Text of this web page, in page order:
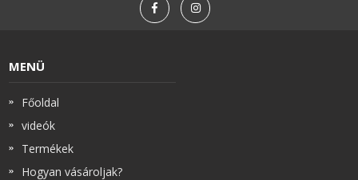
MENÜ
Főoldal
videók
Termékek
Hogyan vásároljak?